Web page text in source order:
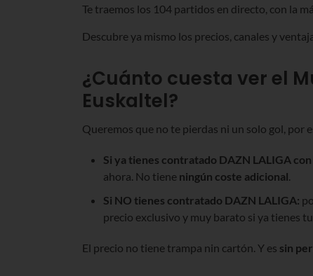
Te traemos los 104 partidos en directo, con la
Descubre ya mismo los precios, canales y
¿Cuánto cuesta ver el
Euskaltel?
Queremos que no te pierdas ni un solo gol, por
Si ya tienes contratado DAZN LALIGA
ahora. No tiene ningún coste adicional.
Si NO tienes contratado DAZN LALIGA:
precio exclusivo y muy barato si ya tienes
El precio no tiene trampa nin cartón. Y es sin